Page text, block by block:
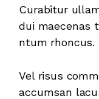
Curabitur
dui maecenas
ntum rhoncus.
Vel risus
accumsan